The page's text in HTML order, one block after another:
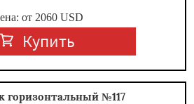
от 2060USD
Купить
горизонтальный №117